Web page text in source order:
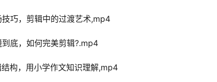
巧，剪辑中的过渡艺术,mp4
底，如何完美剪辑?.mp4
构，用小学作文知识理解,mp4